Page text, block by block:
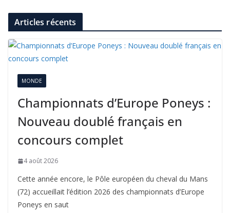
Articles récents
MONDE
Championnats d’Europe Poneys :
Nouveau doublé français en
concours complet
4 août 2026
Cette année encore, le Pôle européen du cheval du Mans
(72) accueillait l’édition 2026 des championnats d’Europe
Poneys en saut